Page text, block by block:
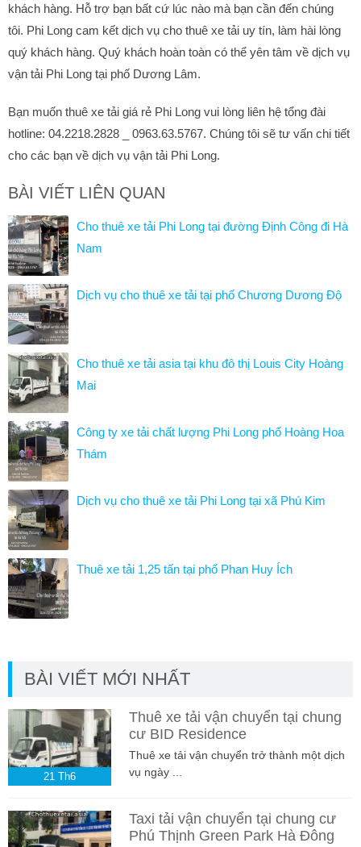
khách hàng. Hỗ trợ bạn bất cứ lúc nào mà bạn cần đến chúng
tôi. Phi Long cam kết dịch vụ cho thuê xe tải uy tín, làm hài lòng
quý khách hàng. Quý khách hoàn toàn có thể yên tâm về dịch vụ
vận tải Phi Long tại phố Dương Lâm.
Bạn muốn thuê xe tải giá rẻ Phi Long vui lòng liên hệ tổng đài
hotline: 04.2218.2828 _ 0963.63.5767. Chúng tôi sẽ tư vấn chi tiết
cho các bạn về dịch vụ vận tải Phi Long.
BÀI VIẾT LIÊN QUAN
Cho thuê xe tải Phi Long tại đường Định Công đi Hà
Nam
Dịch vụ cho thuê xe tải tại phố Chương Dương Độ
Cho thuê xe tải asia tại khu đô thị Louis City Hoàng
Mai
Công ty xe tải chất lượng Phi Long phố Hoàng Hoa
Thám
Dịch vụ cho thuê xe tải Phi Long tại xã Phú Kim
Thuê xe tải 1,25 tấn tại phố Phan Huy Ích
BÀI VIẾT MỚI NHẤT
21 Th6
Thuê xe tải vận chuyển tại chung
cư BID Residence
Thuê xe tải vận chuyển trở thành một dịch
vụ ngày ...
Taxi tải vận chuyển tại chung cư
Phú Thịnh Green Park Hà Đông